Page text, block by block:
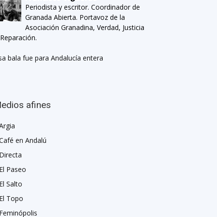
Periodista y escritor. Coordinador de
Granada Abierta. Portavoz de la
Asociación Granadina, Verdad, Justicia
bala fue para Andalucía entera
afines
en Andalú
Directa
El Paseo
El Salto
El Topo
Feminópolis